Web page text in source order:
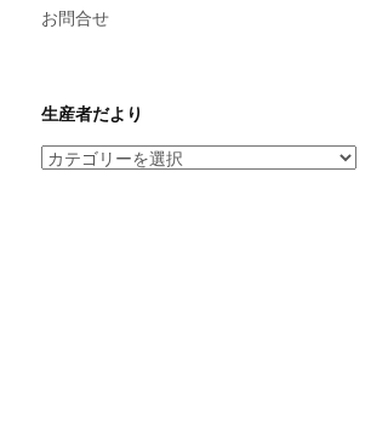
お問合せ
生産者だより
生